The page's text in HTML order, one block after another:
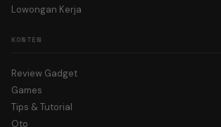
Lowongan Kerja
KONTEN
Review Gadget
Games
Tips & Tutorial
Oto